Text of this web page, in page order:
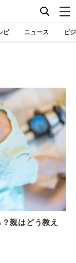
ピ ニュース ビ
親はどう教え